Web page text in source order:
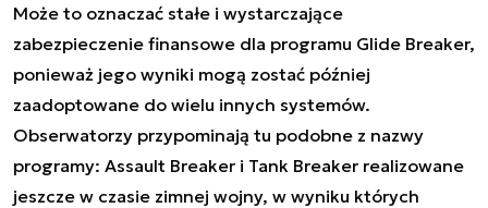
Może to oznaczać stałe i wystarczające
zabezpieczenie finansowe dla programu Glide Breaker,
ponieważ jego wyniki mogą zostać później
zaadoptowane do wielu innych systemów.
Obserwatorzy przypominają tu podobne z nazwy
programy: Assault Breaker i Tank Breaker realizowane
jeszcze w czasie zimnej wojny, w wyniku których